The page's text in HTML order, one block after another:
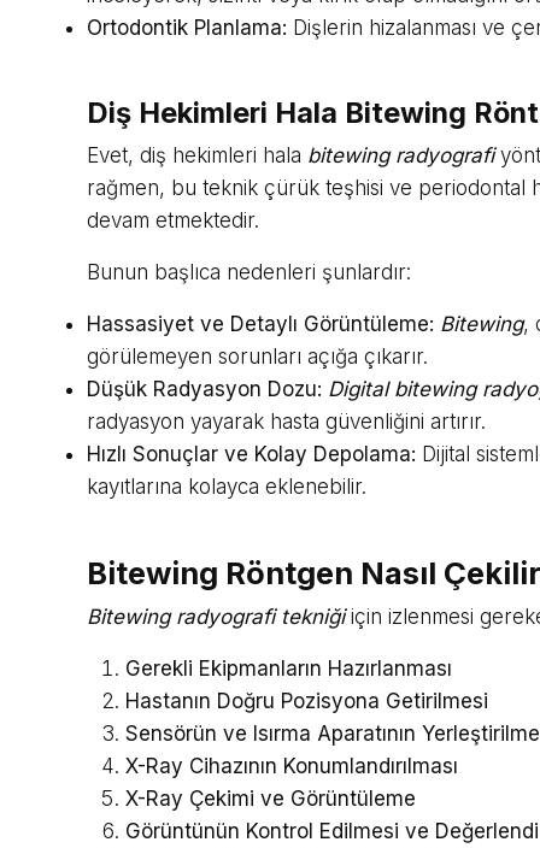
Ortodontik Planlama: Dişlerin hizalanması ve
Diş Hekimleri Hala Bitewing
Evet, diş hekimleri hala bitewing radyografi
rağmen, bu teknik çürük teşhisi ve periodontal
devam etmektedir.
Bunun başlıca nedenleri şunlardır:
Hassasiyet ve Detaylı Görüntüleme: Bitewing,
görülemeyen sorunları açığa çıkarır.
Düşük Radyasyon Dozu: Digital bitewing
radyasyon yayarak hasta güvenliğini artırır.
Hızlı Sonuçlar ve Kolay Depolama: Dijital
kayıtlarına kolayca eklenebilir.
Bitewing Röntgen Nasıl
Bitewing radyografi tekniğiiçin izlenmesi
Gerekli Ekipmanların Hazırlanması
Hastanın Doğru Pozisyona Getirilmesi
Sensörün ve Isırma Aparatının
X-Ray Cihazının Konumlandırılması
X-Ray Çekimi ve Görüntüleme
Görüntünün Kontrol Edilmesi ve